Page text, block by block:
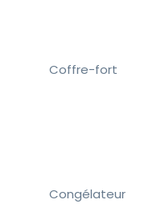
Coffre-fort
Congélateur